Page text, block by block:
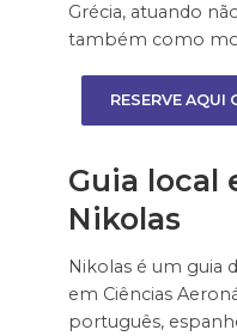
Grécia, atuando
também como
RESERVE AQUI
Guia local
Nikolas
Nikolas é um guia
em Ciências
português,